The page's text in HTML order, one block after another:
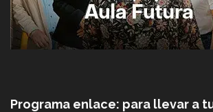
Programa enlace: para llevar a